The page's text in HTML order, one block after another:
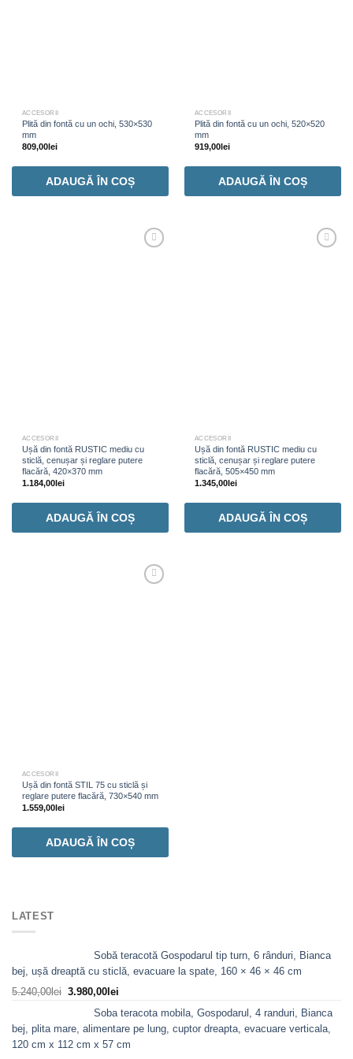
ACCESORII
Plită din fontă cu un ochi, 530×530
mm
809,00lei
ADAUGĂ ÎN COȘ
ACCESORII
Plită din fontă cu un ochi, 520×520
mm
919,00lei
ADAUGĂ ÎN COȘ
ACCESORII
Ușă din fontă RUSTIC mediu cu
sticlă, cenușar și reglare putere
flacără, 420×370 mm
1.184,00lei
ADAUGĂ ÎN COȘ
ACCESORII
Ușă din fontă RUSTIC mediu cu
sticlă, cenușar și reglare putere
flacără, 505×450 mm
1.345,00lei
ADAUGĂ ÎN COȘ
ACCESORII
Ușă din fontă STIL 75 cu sticlă și
reglare putere flacără, 730×540 mm
1.559,00lei
ADAUGĂ ÎN COȘ
LATEST
Sobă teracotă Gospodarul tip turn, 6 rânduri, Bianca
bej, ușă dreaptă cu sticlă, evacuare la spate, 160 × 46 × 46 cm
5.240,00lei Prețul
fost:
3.980,00leiPrețul
curent
3.980,00lei.
Soba teracota mobila, Gospodarul, 4 randuri, Bianca
bej, plita mare, alimentare pe lung, cuptor dreapta, evacuare verticala,
120 cm x 112 cm x 57 cm